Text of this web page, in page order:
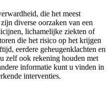
die het meest
diverse oorzaken van een
lichamelijke ziekten of
die het risico op het krijgen
eerdere geheugenklachten en
zelf ook rekening houden met
informatie kunt u vinden in
interventies.